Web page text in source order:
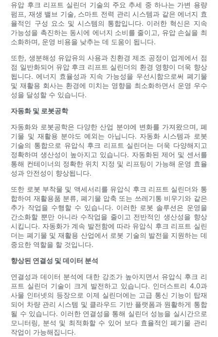
유압 후크 리프트 실린더 기술의 주요 추세 중 하나는 가변 용량
펌프, 재생 밸브 기술, 스마트 전력 관리 시스템과 같은 에너지 효
율적인 구성 요소 및 시스템의 통합입니다. 이러한 혁신은 지속
가능성을 촉진하는 동시에 에너지 소비를 줄이고, 유압 손실을 최
소화하며, 운영 비용을 낮추는 데 도움이 됩니다.
또한, 생분해성 유압유의 사용과 친환경 제조 공정이 업계에서 점
점 일반화되어 유압 후크 리프트 실린더의 환경 영향이 더욱 향상
됩니다. 에너지 효율성과 지속 가능성을 우선시함으로써 폐기물
및 재활용 회사는 환경에 미치는 영향을 최소화하면서 운영 우수
성을 달성할 수 있습니다.
자동화 및 로봇공학
자동화와 로봇공학은 다양한 산업 분야에 변화를 가져왔으며, 폐
기물 및 재활용 분야도 예외는 아닙니다. 자동화 시스템과 로봇
기술의 통합으로 유압식 후크 리프트 실린더는 더욱 다양해지고
정확하며 생산성이 높아지고 있습니다. 자동화된 제어 및 센서를
통해 컨테이너의 정확한 위치 지정 및 리프팅이 가능해 운영 효율
성과 안전성이 향상됩니다.
또한 로봇 부착물 및 액세서리를 유압식 후크 리프트 실린더와 통
합하여 재활용품 분류, 폐기물 압축 또는 쓰레기통 비우기와 같은
추가 작업을 수행할 수 있습니다. 이러한 로봇 솔루션은 운영을
간소화할 뿐만 아니라 수작업을 줄이고 전반적인 생산성을 향상
시킵니다. 자동화가 계속 발전함에 따라 유압식 후크 리프트 실린
더는 폐기물 및 재활용 산업에서 로봇 기술의 발전을 지원하는 데
중요한 역할을 할 것입니다.
향상된 연결성 및 데이터 분석
연결성과 데이터 분석에 대한 강조가 높아지면서 유압식 후크 리
프트 실린더 기술이 크게 발전하고 있습니다. 인더스트리 4.0과
사물 인터넷의 등장으로 이제 실린더에는 고급 통신 기능이 탑재
되어 차량 관리 시스템 및 클라우드 기반 플랫폼과 원활하게 통합
될 수 있습니다. 이러한 연결성을 통해 실린더 성능을 실시간으로
모니터링, 분석 및 최적화할 수 있어 보다 효율적인 폐기물 관리
작업이 가능해집니다.